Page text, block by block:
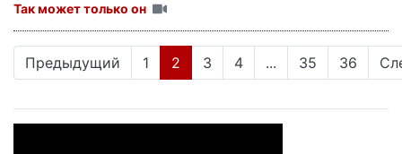
Так может только он
Предыдущий 1 2 (current)
3 4 ... 35 36